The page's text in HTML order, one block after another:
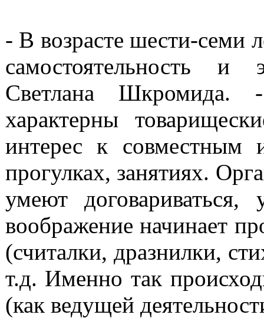
- В возрасте шести-семи
самостоятельность и
Светлана Шкромида.
характерны
интерес к
прогулках, занятиях.
умеют
воображение начинает
(считалки, дразнилки,
т.д. Именно так
(как ведущей